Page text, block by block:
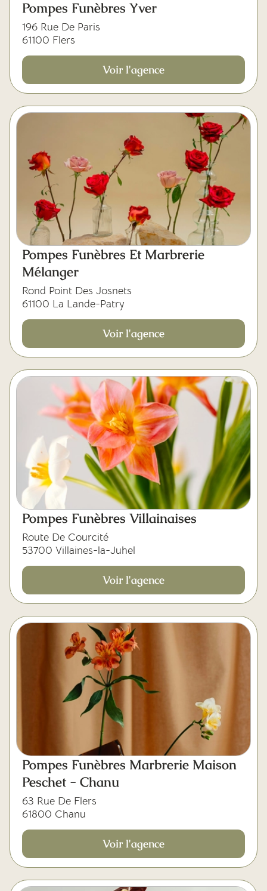
Pompes Funèbres Yver
196 Rue De Paris
61100 Flers
Voir l'agence
Pompes Funèbres Et Marbrerie
Mélanger
Rond Point Des Josnets
61100 La Lande-Patry
Voir l'agence
Pompes Funèbres Villainaises
Route De Courcité
53700 Villaines-la-Juhel
Voir l'agence
Pompes Funèbres Marbrerie Maison
Peschet - Chanu
63 Rue De Flers
61800 Chanu
Voir l'agence